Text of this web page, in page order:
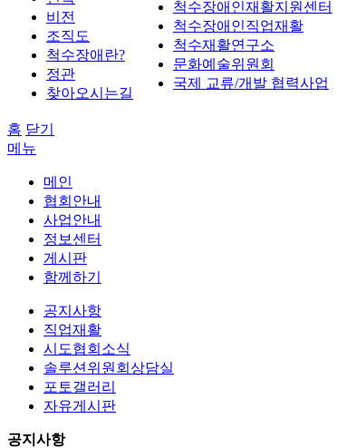
비전
조직도
척수장애란?
정관
찾아오시는길
척수장애인재활지원센터
척수장애인직업재활
척수재활연구소
문화예술위원회
국제 교류/개발 협력사업
홈 닫기
메뉴
메인
협회안내
사업안내
정보센터
게시판
함께하기
공지사항
직업재활
시도협회소식
솔루션위원회상담실
포토갤러리
자유게시판
공지사항